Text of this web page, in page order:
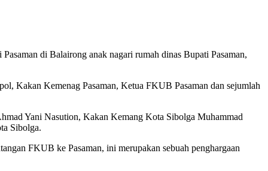
di Balairong anak nagari rumah dinas Bupati Pasaman,
Kakan Kemenag Pasaman, Ketua FKUB Pasaman dan sejumlah
Yani Nasution, Kakan Kemang Kota Sibolga Muhammad
Sibolga.
FKUB ke Pasaman, ini merupakan sebuah penghargaan